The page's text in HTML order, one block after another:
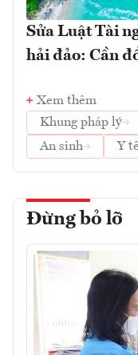
Sửa Luật Tài
hải đảo: Cần
Xem thêm
Khung pháp lý
An sinh
Y tế
Đừng bỏ lỡ